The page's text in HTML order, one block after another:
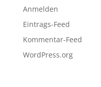
Anmelden
Eintrags-Feed
Kommentar-Feed
WordPress.org